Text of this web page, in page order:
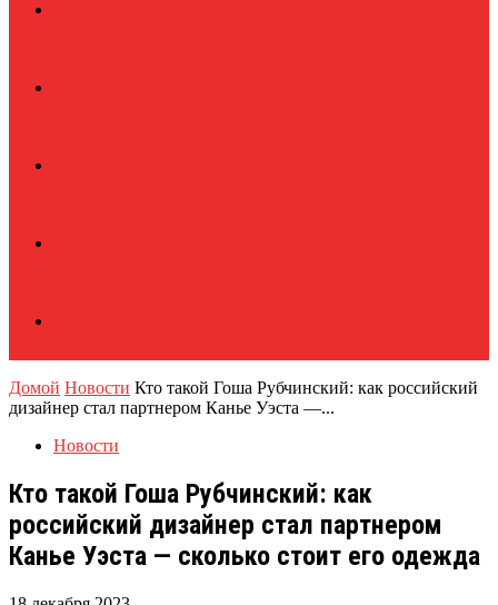
Домой Новости Кто такой Гоша Рубчинский: как российский
дизайнер стал партнером Канье Уэста —...
Новости
Кто такой Гоша Рубчинский: как
российский дизайнер стал партнером
Канье Уэста — сколько стоит его одежда